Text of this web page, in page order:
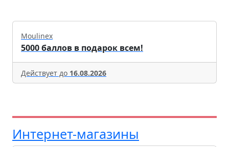
Moulinex
5000 баллов в подарок всем!
Действует до 16.08.2026
Интернет-магазины